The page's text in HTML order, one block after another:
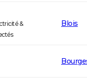
&
Blois